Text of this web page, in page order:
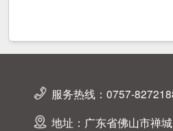
服务热线：0757-
地址：广东省佛山市禅